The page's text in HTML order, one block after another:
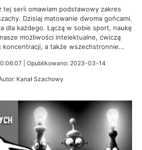
tej serii omawiam podstawowy zakres
Dzisiaj matowanie dwoma gońcami.
dla każdego. Łączą w sobie sport, naukę
możliwości intelektualne, ćwiczą
koncentracji, a także wszechstronnie...
| Opublikowano: 2023-03-14
Kanał Szachowy